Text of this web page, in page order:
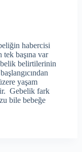
habercisi
başına var
belirtilerinin
yaşam
Gebelik fark
bile bebeğe